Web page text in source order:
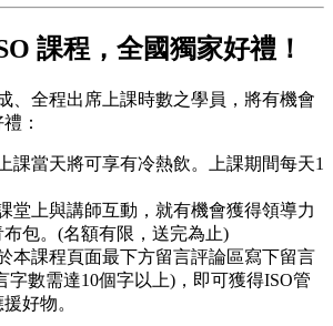
課程，全國獨家好禮！
、全程出席上課時數之學員，將有機會
：
課當天將可享有冷熱飲。上課期間每天1
堂上與講師互動，就有機會獲得領導力
包。(名額有限，送完為止)
本課程頁面最下方留言評論區寫下留言
字數需達10個字以上)，即可獲得ISO管
好物。